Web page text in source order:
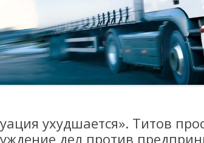
ухудшается». Титов
дел против